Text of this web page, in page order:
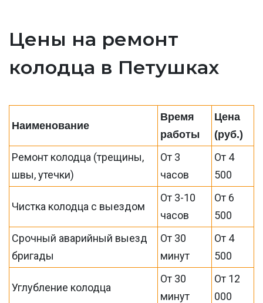
Цены на ремонт
колодца в Петушках
Наименование
Время
работы
Цена
(руб.)
Ремонт колодца (трещины,
швы, утечки)
От 3
часов
От 4
500
Чистка колодца с выездом
От 3-10
часов
От 6
500
Срочный аварийный выезд
бригады
От 30
минут
От 4
500
Углубление колодца
От 30
минут
От 12
000